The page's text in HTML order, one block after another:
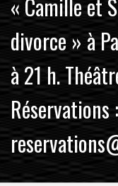
« Camille et
divorce » à
à 21 h.
Réservations